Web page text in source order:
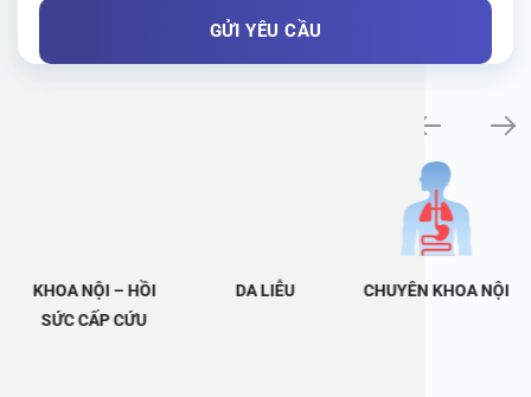
KHOA NỘI – HỒI
SỨC CẤP CỨU
DA LIỄU CHUYÊN KHOA NỘI